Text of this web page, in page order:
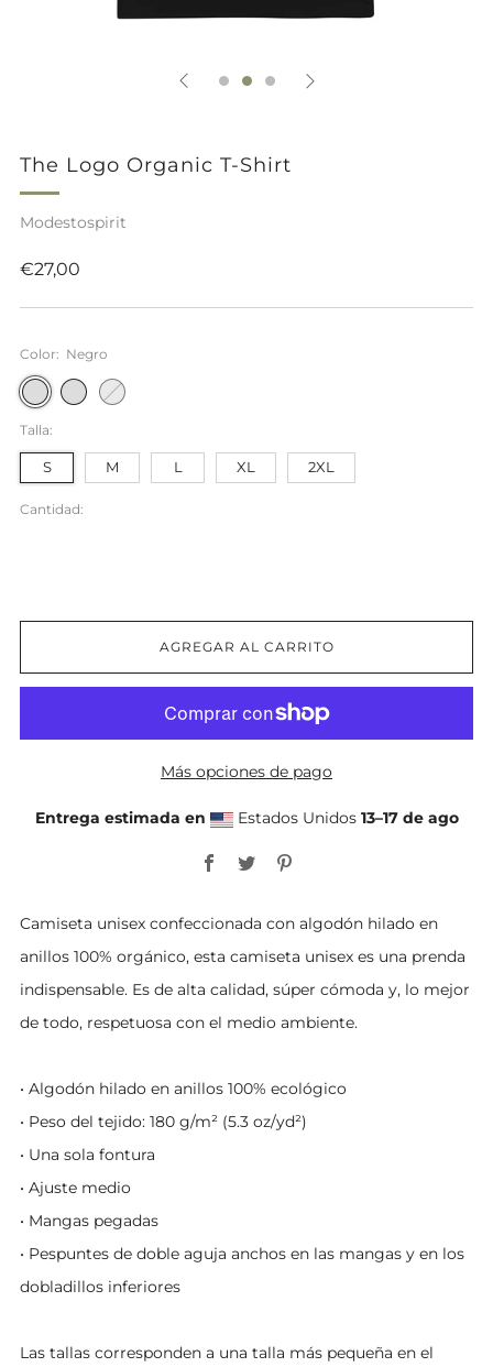
The Logo Organic T-Shirt
Modestospirit
Precio
€27,00
Color: Negro
NegroFrenchSage
Talla:
S M L XL 2XL
Cantidad:
AGREGAR AL CARRITO
Más opciones de pago
Entrega estimada en Estados Unidos 13⁠–17 de ago
Facebook
Twitter
Camiseta unisex confeccionada con algodón hilado en
anillos 100% orgánico, esta camiseta unisex es una prenda
indispensable. Es de alta calidad, súper cómoda y, lo mejor
de todo, respetuosa con el medio ambiente.
• Algodón hilado en anillos 100% ecológico
• Peso del tejido: 180 g/m² (5.3 oz/yd²)
• Una sola fontura
• Ajuste medio
• Mangas pegadas
• Pespuntes de doble aguja anchos en las mangas y en los
dobladillos inferiores
Las tallas corresponden a una talla más pequeña en el